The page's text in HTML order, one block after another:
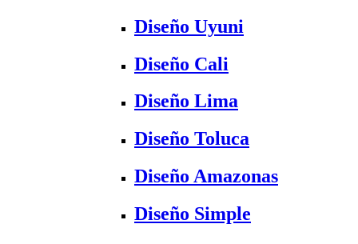
Diseño Uyuni
Diseño Cali
Diseño Lima
Diseño Toluca
Diseño Amazonas
Diseño Simple